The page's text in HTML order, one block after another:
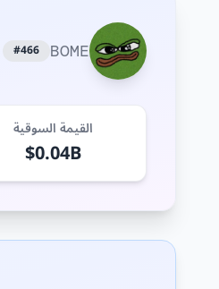
BOME
#466
القيمة السوقية
$0.04B